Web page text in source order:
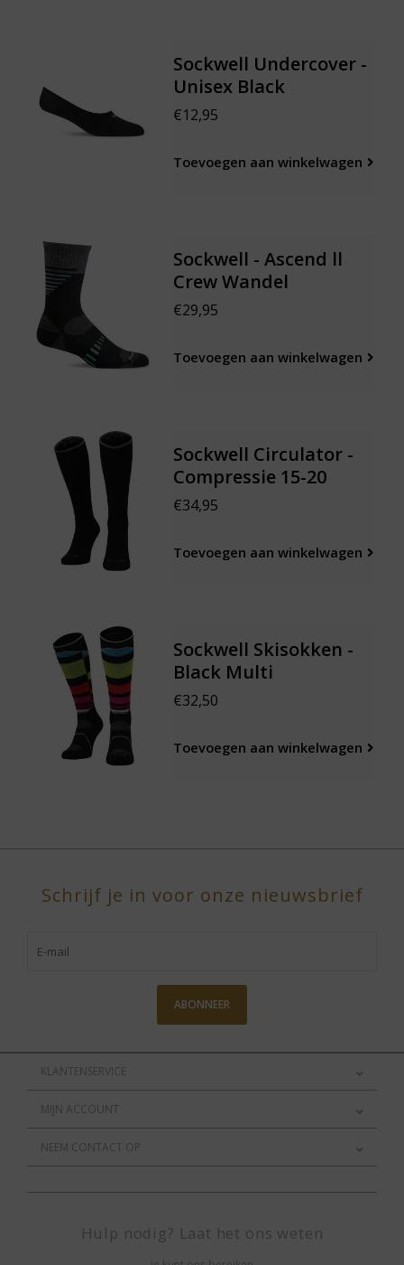
Sockwell Undercover -
Unisex Black
€12,95
Toevoegen aan winkelwagen
Sockwell - Ascend ll
Crew Wandel
€29,95
Toevoegen aan winkelwagen
Sockwell Circulator -
Compressie 15-20
€34,95
Toevoegen aan winkelwagen
Sockwell Skisokken -
Black Multi
€32,50
Toevoegen aan winkelwagen
Schrijf je in voor onze nieuwsbrief
ABONNEER
KLANTENSERVICE
MIJN ACCOUNT
NEEM CONTACT OP
Hulp nodig? Laat het ons weten